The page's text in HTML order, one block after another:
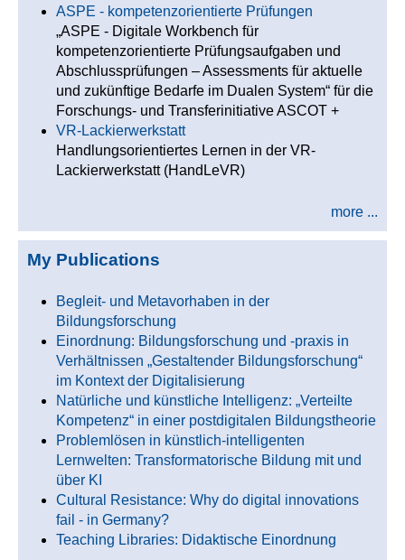
ASPE - kompetenzorientierte Prüfungen
„ASPE - Digitale Workbench für
kompetenzorientierte Prüfungsaufgaben und
Abschlussprüfungen – Assessments für aktuelle
und zukünftige Bedarfe im Dualen System“ für die
Forschungs- und Transferinitiative ASCOT +
VR-Lackierwerkstatt
Handlungsorientiertes Lernen in der VR-
Lackierwerkstatt (HandLeVR)
more ...
My Publications
Begleit- und Metavorhaben in der
Bildungsforschung
Einordnung: Bildungsforschung und -praxis in
Verhältnissen „Gestaltender Bildungsforschung“
im Kontext der Digitalisierung
Natürliche und künstliche Intelligenz: „Verteilte
Kompetenz“ in einer postdigitalen Bildungstheorie
Problemlösen in künstlich-intelligenten
Lernwelten: Transformatorische Bildung mit und
über KI
Cultural Resistance: Why do digital innovations
fail - in Germany?
Teaching Libraries: Didaktische Einordnung